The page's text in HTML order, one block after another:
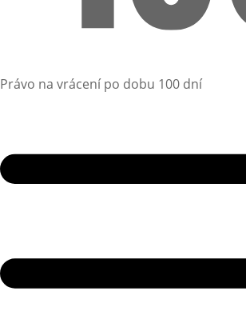
Právo na vrácení po dobu 100 dní